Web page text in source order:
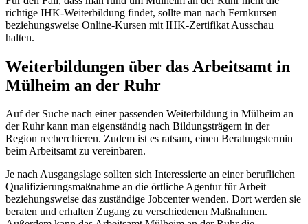
richtige IHK-Weiterbildung findet, sollte man nach Fernkursen
beziehungsweise Online-Kursen mit IHK-Zertifikat Ausschau
halten.
Weiterbildungen über das Arbeitsamt in
Mülheim an der Ruhr
Auf der Suche nach einer passenden Weiterbildung in Mülheim an
der Ruhr kann man eigenständig nach Bildungsträgern in der
Region recherchieren. Zudem ist es ratsam, einen Beratungstermin
beim Arbeitsamt zu vereinbaren.
Je nach Ausgangslage sollten sich Interessierte an einer beruflichen
Qualifizierungsmaßnahme an die örtliche Agentur für Arbeit
beziehungsweise das zuständige Jobcenter wenden. Dort werden sie
beraten und erhalten Zugang zu verschiedenen Maßnahmen.